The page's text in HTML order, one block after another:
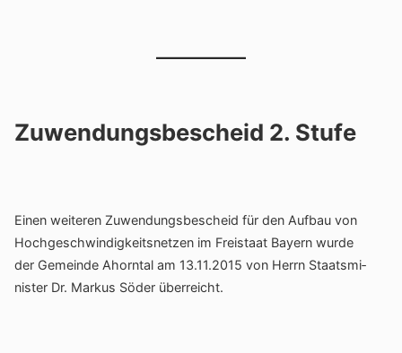
Zuwendungsbescheid 2. Stufe
Einen weiteren Zuwen­dungs­be­scheid für den Aufbau von
Hoch­ge­schwin­dig­keits­netzen im Frei­staat Bayern wurde
der Gemeinde Ahorntal am 13.11.2015 von Herrn Staats­mi­
nister Dr. Markus Söder überreicht.